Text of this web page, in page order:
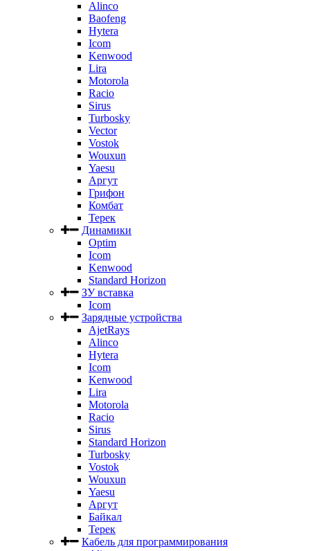
Alinco
Baofeng
Hytera
Icom
Kenwood
Lira
Motorola
Racio
Sirus
Turbosky
Vector
Vostok
Wouxun
Yaesu
Аргут
Грифон
Комбат
Терек
Динамики
Optim
Icom
Kenwood
Standard Horizon
ЗУ вставка
Icom
Зарядные устройства
AjetRays
Alinco
Hytera
Icom
Kenwood
Lira
Motorola
Racio
Sirus
Standard Horizon
Turbosky
Vostok
Wouxun
Yaesu
Аргут
Байкал
Терек
Кабель для программирования